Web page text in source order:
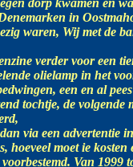
dorp kwamen en
in
waren, Wij met de
verder voor een
olielamp in het
een en al
tochtje, de
via een advertentie
hoeveel moet ie
Van 1999